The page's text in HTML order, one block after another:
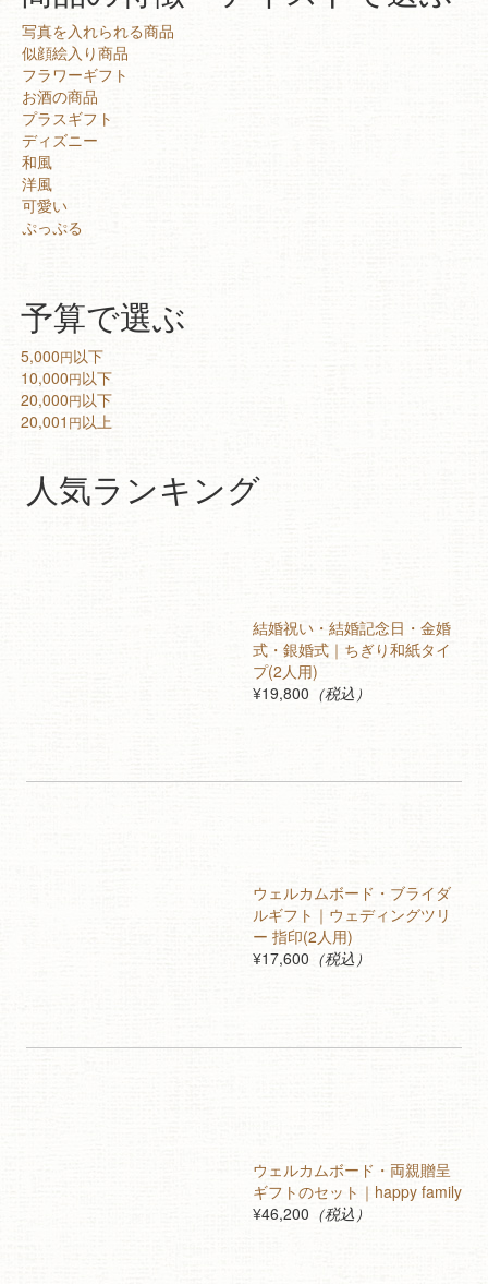
写真を入れられる商品
似顔絵入り商品
フラワーギフト
お酒の商品
プラスギフト
ディズニー
和風
洋風
可愛い
ぷっぷる
予算で選ぶ
5,000円以下
10,000円以下
20,000円以下
20,001 円以上
人気ランキング
結婚祝い・結婚記念日・金婚
式・銀婚式｜ちぎり和紙タイ
プ(2人用)
¥19,800 （税込）
ウェルカムボード・ブライダ
ルギフト｜ウェディングツリ
ー 指印(2人用)
¥17,600 （税込）
ウェルカムボード・両親贈呈
ギフトのセット｜happy family
¥46,200 （税込）